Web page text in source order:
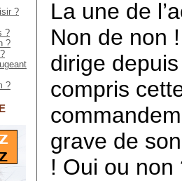
?
?
?
?
La une de
Non de non
dirige
compris
grave de
! Oui ou non